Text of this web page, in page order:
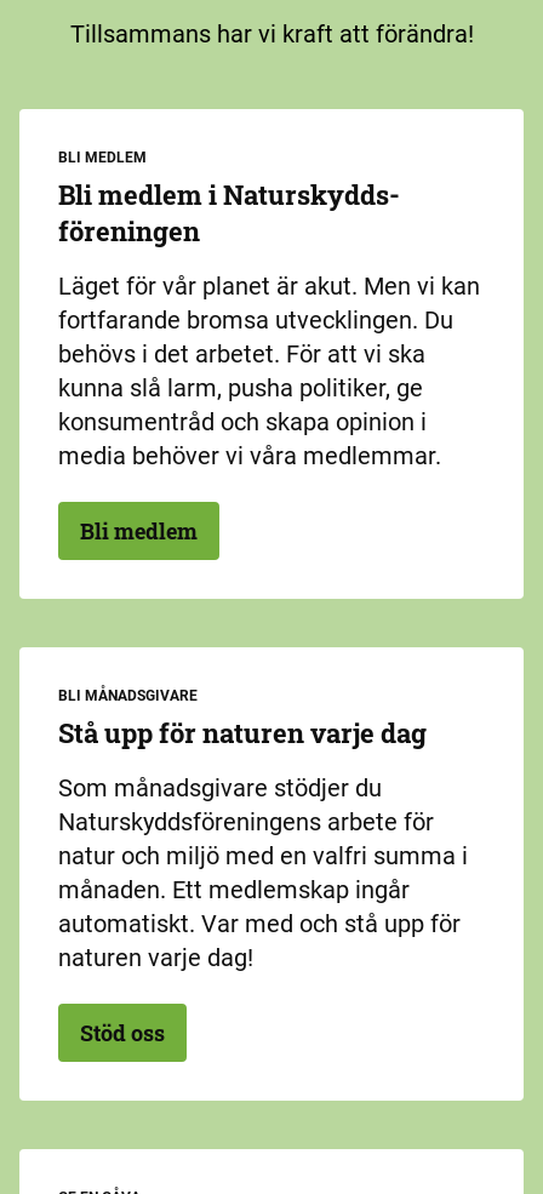
Tillsammans har vi kraft att förändra!
BLI MEDLEM
Bli medlem i Naturskydds­
föreningen
Läget för vår planet är akut. Men vi kan
fortfarande bromsa utvecklingen. Du
behövs i det arbetet. För att vi ska
kunna slå larm, pusha politiker, ge
konsumentråd och skapa opinion i
media behöver vi våra medlemmar.
Bli medlem
BLI MÅNADSGIVARE
Stå upp för naturen varje dag
Som månadsgivare stödjer du
Naturskyddsföreningens arbete för
natur och miljö med en valfri summa i
månaden. Ett medlemskap ingår
automatiskt. Var med och stå upp för
naturen varje dag!
Stöd oss